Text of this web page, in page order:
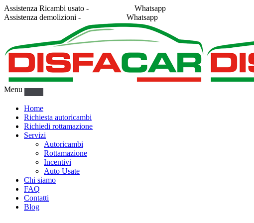
Assistenza Ricambi usato -
Whatsapp
Assistenza demolizioni -
Whatsapp
Menu
Home
Richiesta autoricambi
Richiedi rottamazione
Servizi
Autoricambi
Rottamazione
Incentivi
Auto Usate
Chi siamo
FAQ
Contatti
Blog